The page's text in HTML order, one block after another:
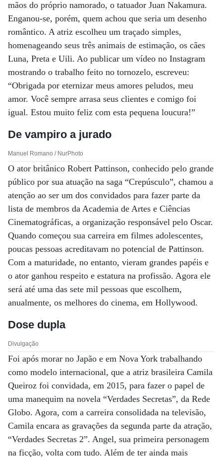
mãos do próprio namorado, o tatuador Juan Nakamura.
Enganou-se, porém, quem achou que seria um desenho
romântico. A atriz escolheu um traçado simples,
homenageando seus três animais de estimação, os cães
Luna, Preta e Uili. Ao publicar um vídeo no Instagram
mostrando o trabalho feito no tornozelo, escreveu:
“Obrigada por eternizar meus amores peludos, meu
amor. Você sempre arrasa seus clientes e comigo foi
igual. Estou muito feliz com esta pequena loucura!”
De vampiro a jurado
Manuel Romano / NurPhoto
O ator britânico Robert Pattinson, conhecido pelo grande
público por sua atuação na saga “Crepúsculo”, chamou a
atenção ao ser um dos convidados para fazer parte da
lista de membros da Academia de Artes e Ciências
Cinematográficas, a organização responsável pelo Oscar.
Quando começou sua carreira em filmes adolescentes,
poucas pessoas acreditavam no potencial de Pattinson.
Com a maturidade, no entanto, vieram grandes papéis e
o ator ganhou respeito e estatura na profissão. Agora ele
será até uma das sete mil pessoas que escolhem,
anualmente, os melhores do cinema, em Hollywood.
Dose dupla
Divulgação
Foi após morar no Japão e em Nova York trabalhando
como modelo internacional, que a atriz brasileira Camila
Queiroz foi convidada, em 2015, para fazer o papel de
uma manequim na novela “Verdades Secretas”, da Rede
Globo. Agora, com a carreira consolidada na televisão,
Camila encara as gravações da segunda parte da atração,
“Verdades Secretas 2”. Angel, sua primeira personagem
na ficção, volta com tudo. Além de ter ainda mais